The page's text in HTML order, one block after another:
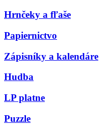
Hrnčeky a fľaše
Papiernictvo
Zápisníky a kalendáre
Hudba
LP platne
Puzzle